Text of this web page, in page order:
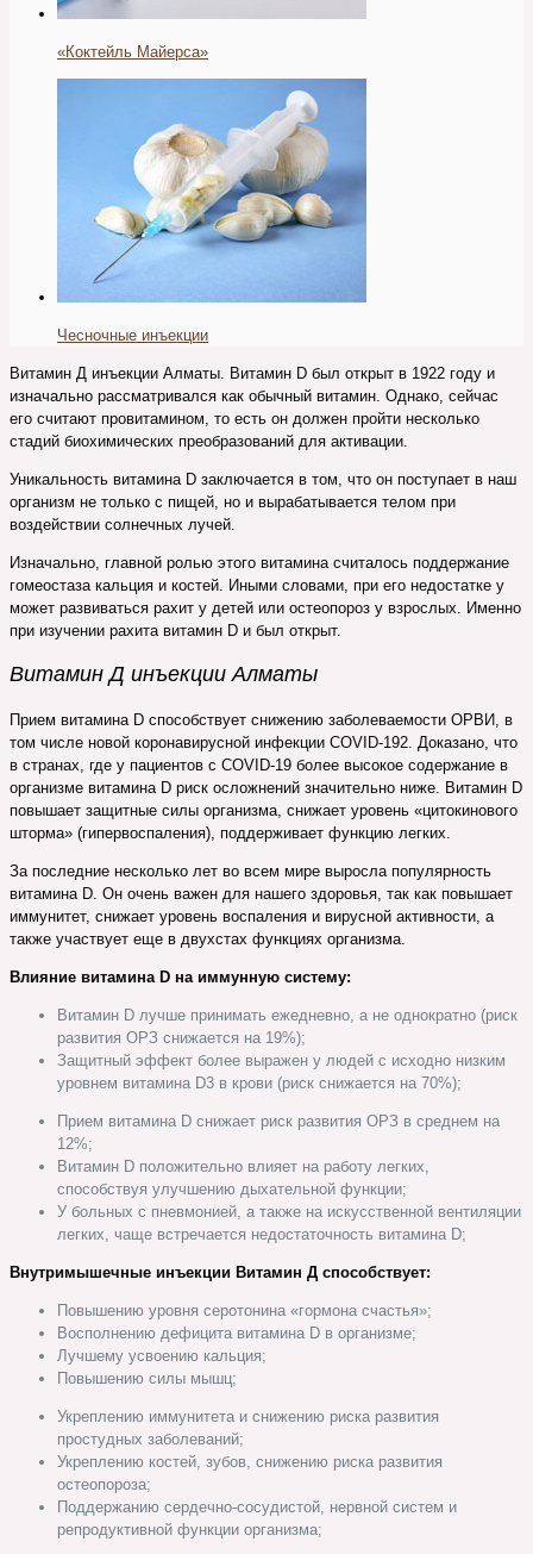
«Коктейль Майерса»
Чесночные инъекции
Витамин Д инъекции Алматы. Витамин D был открыт в 1922 году и
изначально рассматривался как обычный витамин. Однако, сейчас
его считают провитамином, то есть он должен пройти несколько
стадий биохимических преобразований для активации.
Уникальность витамина D заключается в том, что он поступает в наш
организм не только с пищей, но и вырабатывается телом при
воздействии солнечных лучей.
Изначально, главной ролью этого витамина считалось поддержание
гомеостаза кальция и костей. Иными словами, при его недостатке у
может развиваться рахит у детей или остеопороз у взрослых. Именно
при изучении рахита витамин D и был открыт.
Витамин Д инъекции Алматы
Прием витамина D способствует снижению заболеваемости ОРВИ, в
том числе новой коронавирусной инфекции COVID-192. Доказано, что
в странах, где у пациентов с COVID-19 более высокое содержание в
организме витамина D риск осложнений значительно ниже. Витамин D
повышает защитные силы организма, снижает уровень «цитокинового
шторма» (гипервоспаления), поддерживает функцию легких.
За последние несколько лет во всем мире выросла популярность
витамина D. Он очень важен для нашего здоровья, так как повышает
иммунитет, снижает уровень воспаления и вирусной активности, а
также участвует еще в двухстах функциях организма.
Влияние витамина D на иммунную систему:
Витамин D лучше принимать ежедневно, а не однократно (риск
развития ОРЗ снижается на 19%);
Защитный эффект более выражен у людей с исходно низким
уровнем витамина D3 в крови (риск снижается на 70%);
Прием витамина D снижает риск развития ОРЗ в среднем на
12%;
Витамин D положительно влияет на работу легких,
способствуя улучшению дыхательной функции;
У больных с пневмонией, а также на искусственной вентиляции
легких, чаще встречается недостаточность витамина D;
Внутримышечные инъекции Витамин Д способствует:
Повышению уровня серотонина «гормона счастья»;
Восполнению дефицита витамина D в организме;
Лучшему усвоению кальция;
Повышению силы мышц;
Укреплению иммунитета и снижению риска развития
простудных заболеваний;
Укреплению костей, зубов, снижению риска развития
остеопороза;
Поддержанию сердечно-сосудистой, нервной систем и
репродуктивной функции организма;